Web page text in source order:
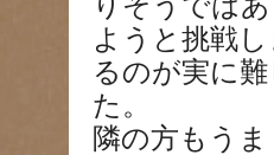
ようと挑戦
るのが実に
た。
隣の方もう